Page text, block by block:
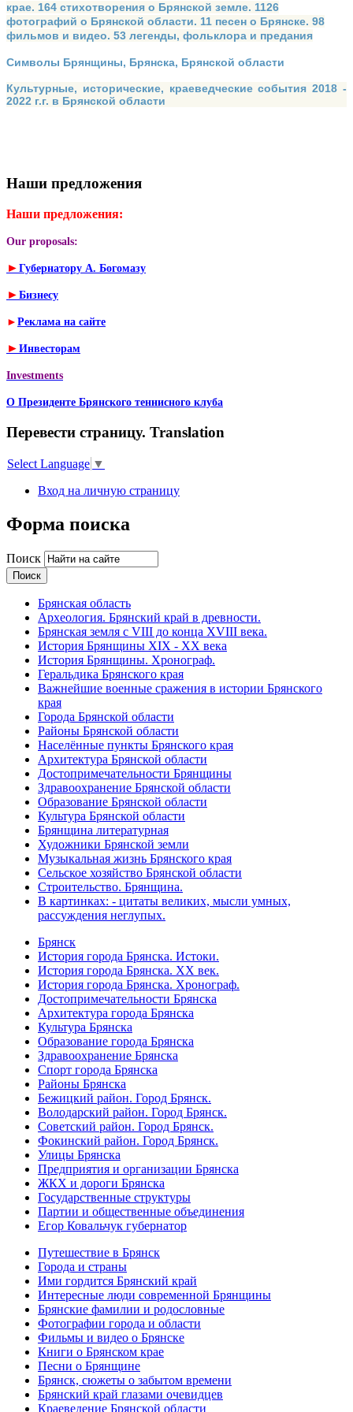
крае. 164 стихотворения о Брянской земле. 1126
фотографий о Брянской области. 11 песен о Брянске. 98
фильмов и видео. 53 легенды, фольклора и предания
Символы Брянщины, Брянска, Брянской области
Культурные, исторические, краеведческие события 2018 -
2022 г.г. в Брянской области
Наши предложения
Наши предложения:
Our proposals:
► Губернатору А. Богомазу
► Бизнесу
► Реклама на сайте
► Инвесторам
Investments
О Президенте Брянского теннисного клуба
Перевести страницу. Translation
Select Language ▼
Вход на личную страницу
Форма поиска
Поиск
Брянская область
Археология. Брянский край в древности.
Брянская земля с VIII до конца XVIII века.
История Брянщины XIX - XX века
История Брянщины. Хронограф.
Геральдика Брянского края
Важнейшие военные сражения в истории Брянского
края
Города Брянской области
Районы Брянской области
Населённые пункты Брянского края
Архитектура Брянской области
Достопримечательности Брянщины
Здравоохранение Брянской области
Образование Брянской области
Культура Брянской области
Брянщина литературная
Художники Брянской земли
Музыкальная жизнь Брянского края
Сельское хозяйство Брянской области
Строительство. Брянщина.
В картинках: - цитаты великих, мысли умных,
рассуждения неглупых.
Брянск
История города Брянска. Истоки.
История города Брянска. XX век.
История города Брянска. Хронограф.
Достопримечательности Брянска
Архитектура города Брянска
Культура Брянска
Образование города Брянска
Здравоохранение Брянска
Спорт города Брянска
Районы Брянска
Бежицкий район. Город Брянск.
Володарский район. Город Брянск.
Советский район. Город Брянск.
Фокинский район. Город Брянск.
Улицы Брянска
Предприятия и организации Брянска
ЖКХ и дороги Брянска
Государственные структуры
Партии и общественные объединения
Егор Ковальчук губернатор
Путешествие в Брянск
Города и страны
Ими гордится Брянский край
Интересные люди современной Брянщины
Брянские фамилии и родословные
Фотографии города и области
Фильмы и видео о Брянске
Книги о Брянском крае
Песни о Брянщине
Брянск, сюжеты о забытом времени
Брянский край глазами очевидцев
Краеведение Брянской области